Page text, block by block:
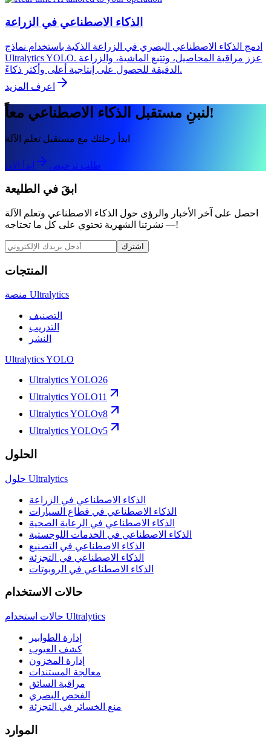
الذكاء الاصطناعي في الزراعة
ادمج الذكاء الاصطناعي البصري في الزراعة الذكية باستخدام نماذج
Ultralytics YOLO. عزز مراقبة المحاصيل، وتتبع الماشية، والزراعة
الدقيقة للحصول على إنتاجية أعلى وأكثر ذكاءً.
اعرف المزيد
لنبنِ مستقبل الذكاء الاصطناعي معاً!
ابدأ رحلتك مع مستقبل تعلم الآلة
طلب ترخيص ابدأ الآن
ابقَ في الطليعة
احصل على آخر الأخبار والرؤى حول الذكاء الاصطناعي وتعلم الآلة
— نشرتنا الشهرية تحتوي على كل ما تحتاجه!
اشترك
المنتجات
منصة Ultralytics
التصنيف
التدريب
النشر
Ultralytics YOLO
Ultralytics YOLO26
Ultralytics YOLO11
Ultralytics YOLOv8
Ultralytics YOLOv5
الحلول
حلول Ultralytics
الذكاء الاصطناعي في الزراعة
الذكاء الاصطناعي في قطاع السيارات
الذكاء الاصطناعي في الرعاية الصحية
الذكاء الاصطناعي في الخدمات اللوجستية
الذكاء الاصطناعي في التصنيع
الذكاء الاصطناعي في التجزئة
الذكاء الاصطناعي في الروبوتات
حالات الاستخدام
حالات استخدام Ultralytics
إدارة الطوابير
كشف العيوب
إدارة المخزون
معالجة المستندات
مراقبة السائق
الفحص البصري
منع الخسائر في التجزئة
الموارد